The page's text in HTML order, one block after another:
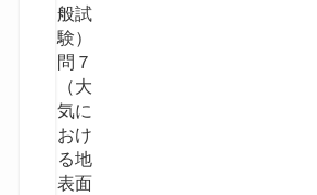
般試
験）
問７
（大
気に
おけ
る地
表面